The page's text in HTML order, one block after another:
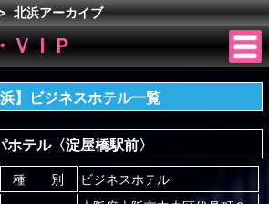
> 北浜アーカイブ
ＶＩＰ
浜】ビジネスホテル一覧
ホテル〈淀屋橋駅前〉
種 別 ビジネスホテル